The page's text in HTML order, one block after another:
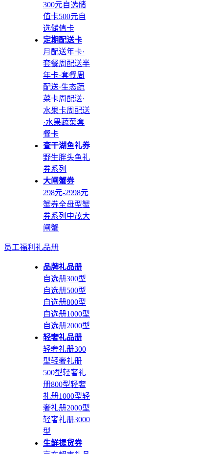
300元自选储
值卡500元自
选储值卡
定期配送卡
月配送年卡·
套餐周配送半
年卡·套餐周
配送·生态蔬
菜卡周配送·
水果卡周配送
·水果蔬菜套
餐卡
查干湖鱼礼券
野生胖头鱼礼
券系列
大闸蟹券
298元-2998元
蟹券全母型蟹
券系列 中茂大
闸蟹
员工福利礼品册
品牌礼品册
自选册300型
自选册500型
自选册800型
自选册1000型
自选册2000型
轻奢礼品册
轻奢礼册300
型轻奢礼册
500型轻奢礼
册800型轻奢
礼册1000型轻
奢礼册2000型
轻奢礼册3000
型
生鲜提货券